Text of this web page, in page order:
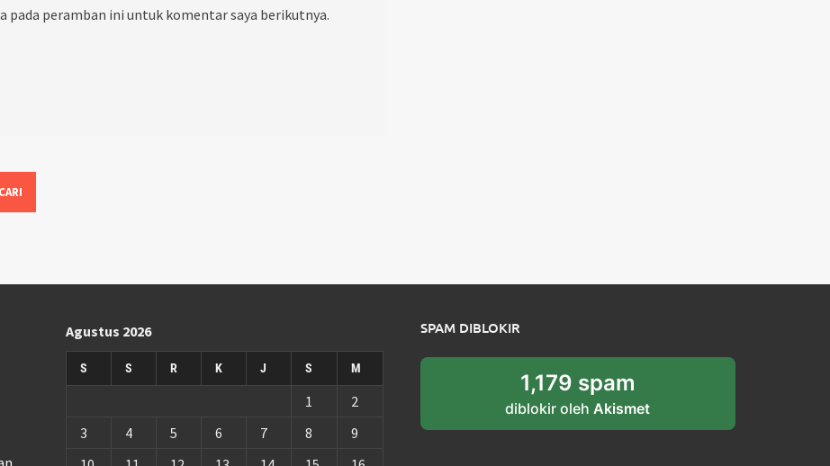
pada peramban ini untuk komentar saya berikutnya.
Agustus 2026
S S R K J S M
1
2
3
4 5 6 7 8
9
SPAM DIBLOKIR
1,179 spam
diblokir olehAkismet